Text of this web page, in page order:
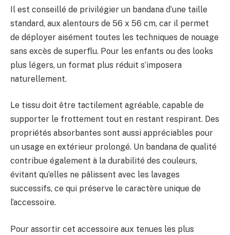
Il est conseillé de privilégier un bandana d’une taille
standard, aux alentours de 56 x 56 cm, car il permet
de déployer aisément toutes les techniques de nouage
sans excès de superflu. Pour les enfants ou des looks
plus légers, un format plus réduit s’imposera
naturellement.
Le tissu doit être tactilement agréable, capable de
supporter le frottement tout en restant respirant. Des
propriétés absorbantes sont aussi appréciables pour
un usage en extérieur prolongé. Un bandana de qualité
contribue également à la durabilité des couleurs,
évitant qu’elles ne pâlissent avec les lavages
successifs, ce qui préserve le caractère unique de
l’accessoire.
Pour assortir cet accessoire aux tenues les plus